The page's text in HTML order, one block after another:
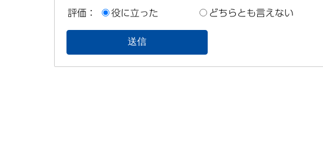
評価： 役に立った どちらとも言えない